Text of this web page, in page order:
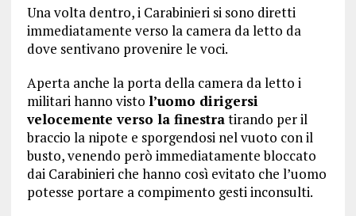
Una volta dentro, i Carabinieri si sono diretti
immediatamente verso la camera da letto da
dove sentivano provenire le voci.
Aperta anche la porta della camera da letto i
militari hanno visto l’uomo dirigersi
velocemente verso la finestratirando per il
braccio la nipote e sporgendosi nel vuoto con il
busto, venendo però immediatamente bloccato
dai Carabinieri che hanno così evitato che l’uomo
potesse portare a compimento gesti inconsulti.